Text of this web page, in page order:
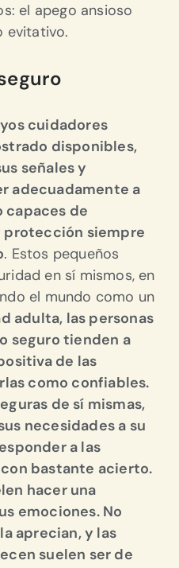
el apego ansioso
evitativo.
cuidadores
disponibles,
señales y
adecuadamente a
capaces de
protección siempre
. Estos pequeños
en sí mismos, en
el mundo como un
adulta, las personas
seguro tienden a
de las
como confiables.
de sí mismas,
necesidades a su
a las
bastante acierto.
hacer una
emociones. No
aprecian, y las
suelen ser de